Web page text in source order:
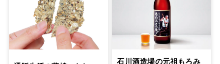
石川酒造場の元祖もろみ